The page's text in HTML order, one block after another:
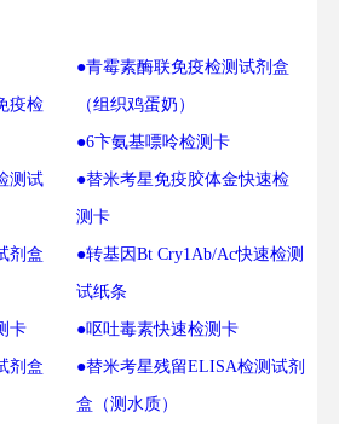
疫检
测试
剂盒
卡
剂盒
●青霉素酶联免疫检测试剂盒
（组织鸡蛋奶）
●6卞氨基嘌呤检测卡
●替米考星免疫胶体金快速检
测卡
●转基因Bt Cry1Ab/Ac快速检测
试纸条
●呕吐毒素快速检测卡
●替米考星残留ELISA检测试剂
盒（测水质）